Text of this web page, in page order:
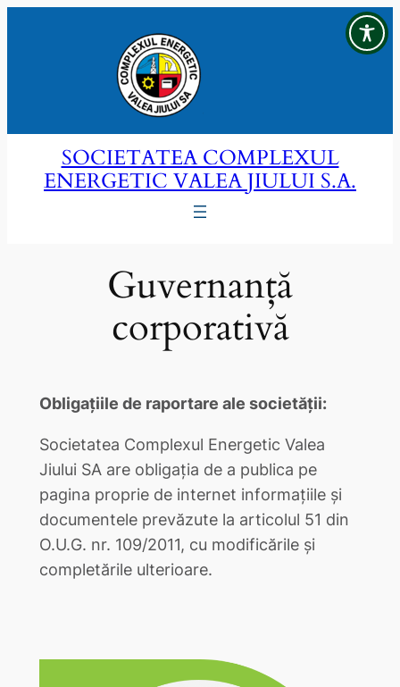
SOCIETATEA COMPLEXUL
ENERGETIC VALEA JIULUI S.A.
Guvernanță
corporativă
Obligațiile de raportare ale societății:
Societatea Complexul Energetic Valea
Jiului SA are obligația de a publica pe
pagina proprie de internet informațiile și
documentele prevăzute la articolul 51 din
O.U.G. nr. 109/2011, cu modificările și
completările ulterioare.